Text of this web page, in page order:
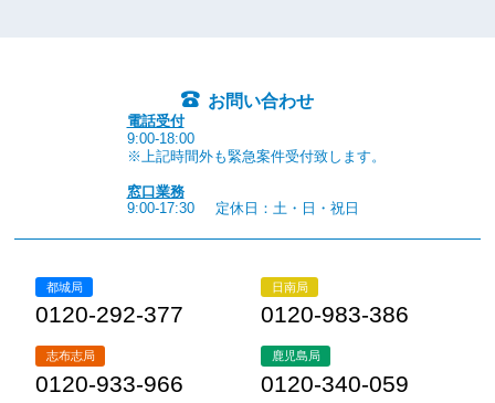
お問い合わせ
電話受付
9:00-18:00
※上記時間外も緊急案件受付致します。
窓口業務
9:00-17:30
定休日：土・日・祝日
都城局
0120-292-377
日南局
0120-983-386
志布志局
0120-933-966
鹿児島局
0120-340-059